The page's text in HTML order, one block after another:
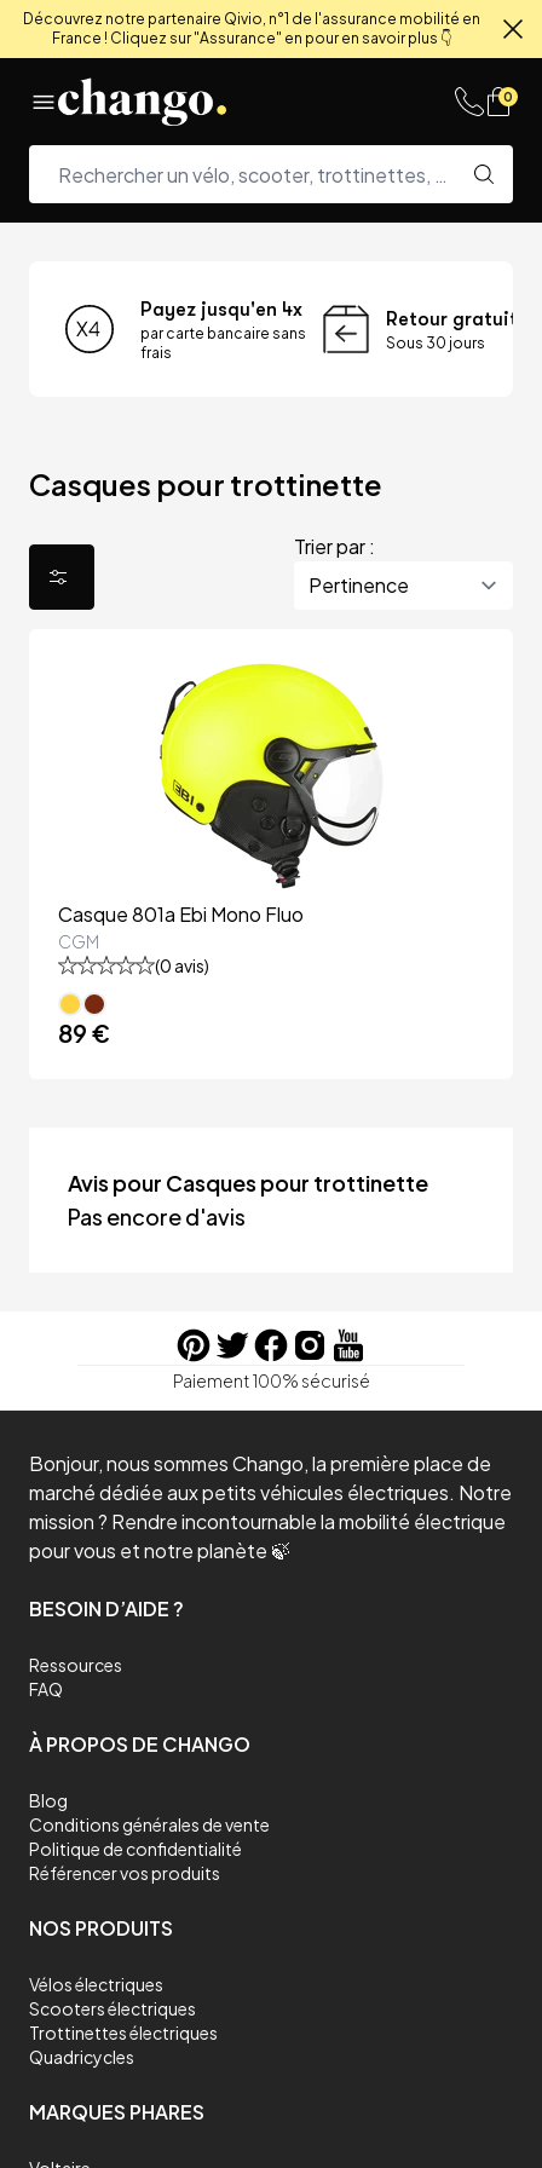
Découvrez notre partenaire Qivio, n°1 de l'assurance mobilité en
France ! Cliquez sur "Assurance" en pour en savoir plus 👇
0
Payez jusqu'en 4x
par carte bancaire sans
frais
Retour gratuit
Sous 30 jours
Casques pour trottinette
Trier par :
Casque 801a Ebi Mono Fluo
CGM
(0 avis)
89 €
Avis pour Casques pour trottinette
Pas encore d'avis
Paiement 100% sécurisé
Bonjour, nous sommes Chango, la première place de
marché dédiée aux petits véhicules électriques. Notre
mission ? Rendre incontournable la mobilité électrique
pour vous et notre planète 🍃
BESOIN D’AIDE ?
Ressources
FAQ
À PROPOS DE CHANGO
Blog
Conditions générales de vente
Politique de confidentialité
Référencer vos produits
NOS PRODUITS
Vélos électriques
Scooters électriques
Trottinettes électriques
Quadricycles
MARQUES PHARES